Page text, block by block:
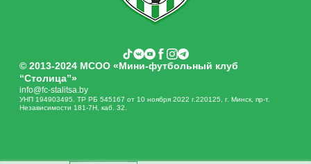
© 2013-2024 МСОО «Мини-футбольный клуб
“Столица”»
info@fc-stalitsa.by
УНП 194903495. ТР РБ 545167 от 10 ноября 2022 г.220125, г. Минск, пр-т.
Независимости 181-7Н, каб. 32.